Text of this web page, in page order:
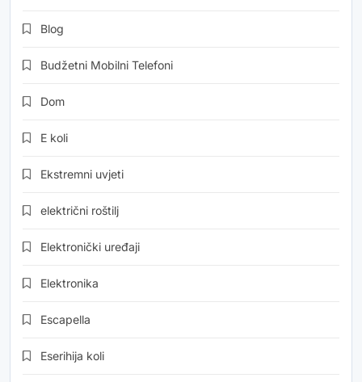
Blog
Budžetni Mobilni Telefoni
Dom
E koli
Ekstremni uvjeti
električni roštilj
Elektronički uređaji
Elektronika
Escapella
Eserihija koli